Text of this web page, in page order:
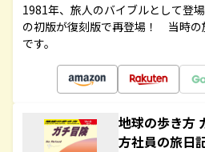
1981年、旅人のバイブルとして登
の初版が復刻版で再登場！ 当時の
です。
地球の歩き方
方社員の旅日